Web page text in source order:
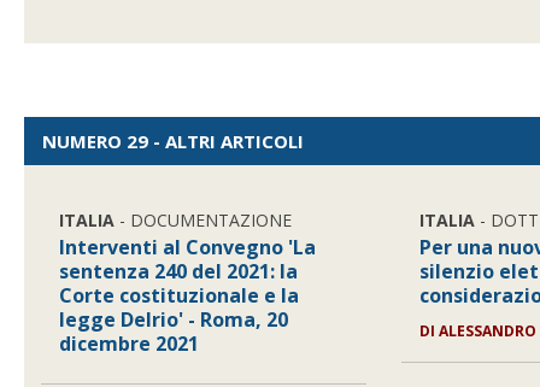
NUMERO 29 - ALTRI ARTICOLI
ITALIA - DOCUMENTAZIONE
Interventi al Convegno 'La
sentenza 240 del 2021: la
Corte costituzionale e la
legge Delrio' - Roma, 20
dicembre 2021
ITALIA -
Per una
silenzio
DI